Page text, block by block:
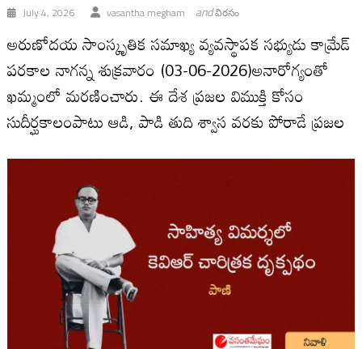
July 4, 2026 vasantha megham andవిరసం
అరుణోదయ సాంస్కృతిక సమాఖ్య వ్యవస్థాపక సభ్యుడు కామ్రేడ్
పరకాల నాగన్న శుక్ర‌వారం (03-06-2026)అనారోగ్యంతో
ఖమ్మంలో మ‌ర‌ణించారు. ఈ దేశ ప్ర‌జ‌ల విముక్తి కోసం
సుదీర్ఘ‌కాలంపాటు ఆడి, పాడి తుది శ్వాస వ‌ర‌కు పోరాడే ప్ర‌జ‌ల